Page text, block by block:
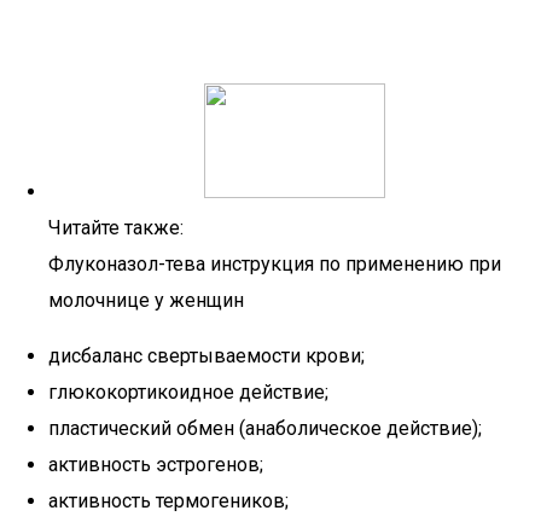
Читайте также:
Флуконазол-тева инструкция по применению при
молочнице у женщин
дисбаланс свертываемости крови;
глюкокортикоидное действие;
пластический обмен (анаболическое действие);
активность эстрогенов;
активность термогеников;